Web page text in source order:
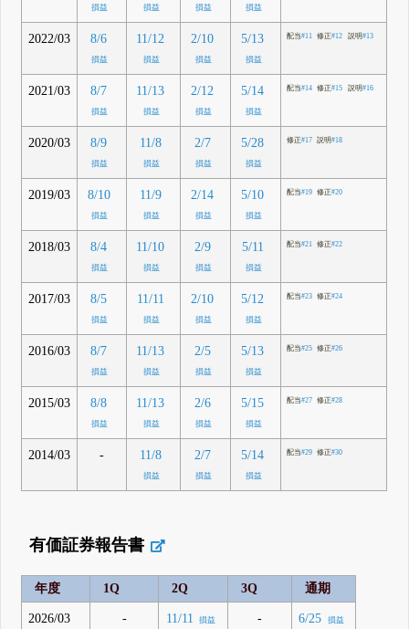
損益 損益 損益 損益
2022/03 8/6
損益
11/12
損益
2/10
損益
5/13
損益
配当#11 修正#12 説明#13
2021/03 8/7
損益
11/13
損益
2/12
損益
5/14
損益
配当#14 修正#15 説明#16
2020/03 8/9
損益
11/8
損益
2/7
損益
5/28
損益
修正#17 説明#18
2019/03 8/10
損益
11/9
損益
2/14
損益
5/10
損益
配当#19 修正#20
2018/03 8/4
損益
11/10
損益
2/9
損益
5/11
損益
配当#21 修正#22
2017/03 8/5
損益
11/11
損益
2/10
損益
5/12
損益
配当#23 修正#24
2016/03 8/7
損益
11/13
損益
2/5
損益
5/13
損益
配当#25 修正#26
2015/03 8/8
損益
11/13
損益
2/6
損益
5/15
損益
配当#27 修正#28
2014/03 - 11/8
損益
2/7
損益
5/14
損益
配当#29 修正#30
有価証券報告書
年度 1Q 2Q 3Q 通期
2026/03 - 11/11 損益 - 6/25 損益